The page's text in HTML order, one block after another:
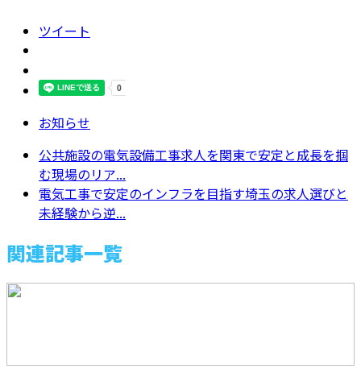
ツイート
お知らせ
公共施設の電気設備工事求人を関東で安定と成長を掴
む現場のリア...
電気工事で安定のインフラを目指す埼玉の求人選びと
未経験から逆...
関連記事一覧